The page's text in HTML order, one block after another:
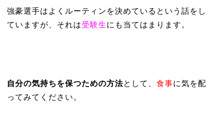
強豪選手はよくルーティンを決めているという話をし
ていますが、それは受験生にも当てはまります。
自分の気持ちを保つための方法として、 食事に気を配
ってみてください。